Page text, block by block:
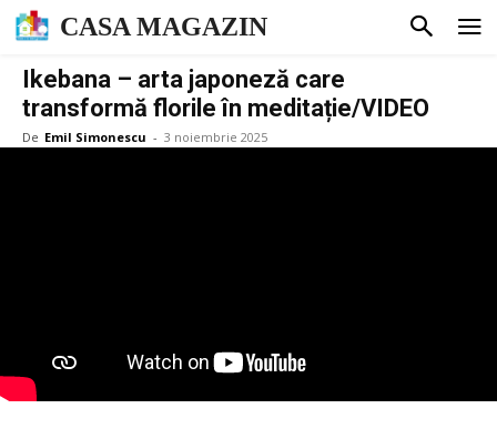
CASA MAGAZIN
Ikebana – arta japoneză care
transformă florile în meditație/VIDEO
De Emil Simonescu - 3 noiembrie 2025